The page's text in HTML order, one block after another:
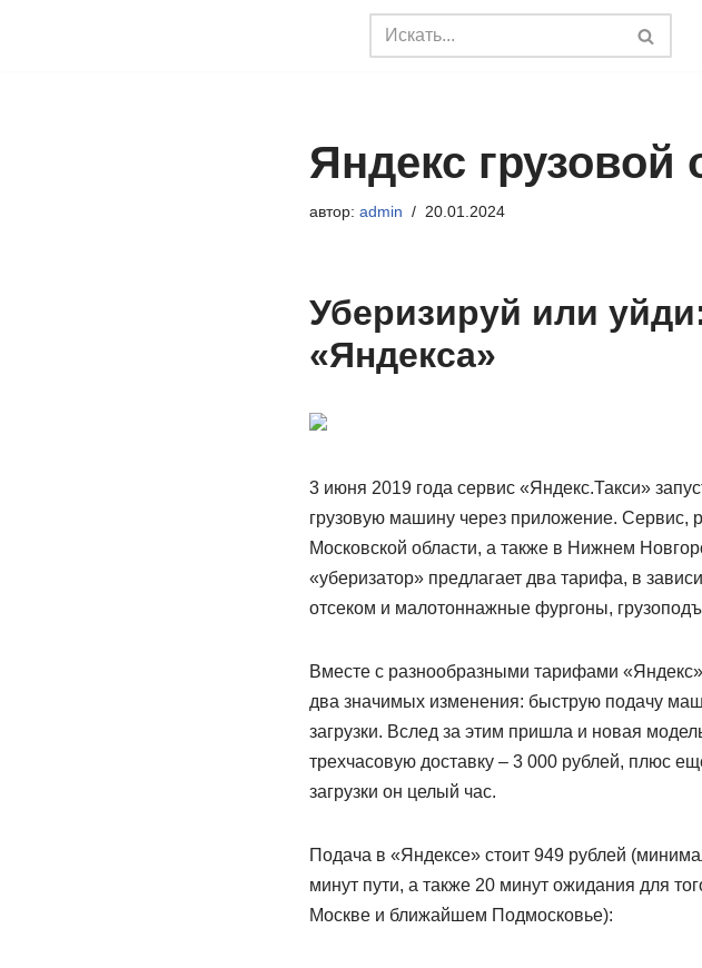
Яндекс грузовой
автор: admin 20.01.2024
Уберизируй или
«Яндекса»
3 июня 2019 года сервис «Яндекс.Такси»
грузовую машину через приложение. Сервис,
Московской области, а также в Нижнем
«уберизатор» предлагает два тарифа, в
отсеком и малотоннажные фургоны,
Вместе с разнообразными тарифами
два значимых изменения: быструю подачу
загрузки. Вслед за этим пришла и новая
трехчасовую доставку – 3 000 рублей, плюс
загрузки он целый час.
Подача в «Яндексе» стоит 949 рублей
минут пути, а также 20 минут ожидания для
Москве и ближайшем Подмосковье):